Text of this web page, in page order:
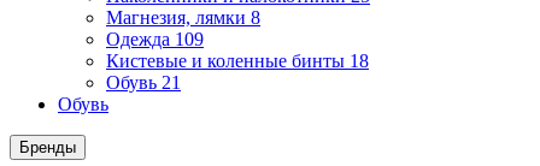
Магнезия, лямки 8
Одежда 109
Кистевые и коленные бинты 18
Обувь 21
Обувь
Бренды